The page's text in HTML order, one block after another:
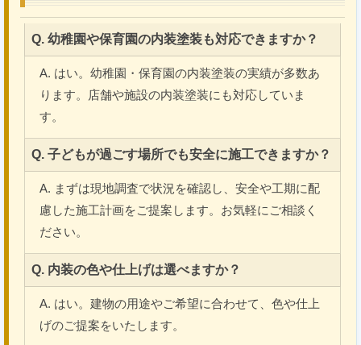
Q. 幼稚園や保育園の内装塗装も対応できますか？
A. はい。幼稚園・保育園の内装塗装の実績が多数あ
ります。店舗や施設の内装塗装にも対応していま
す。
Q. 子どもが過ごす場所でも安全に施工できますか？
A. まずは現地調査で状況を確認し、安全や工期に配
慮した施工計画をご提案します。お気軽にご相談く
ださい。
Q. 内装の色や仕上げは選べますか？
A. はい。建物の用途やご希望に合わせて、色や仕上
げのご提案をいたします。